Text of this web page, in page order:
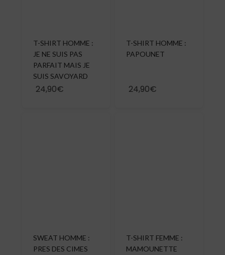
T-SHIRT HOMME :
JE NE SUIS PAS
PARFAIT MAIS JE
SUIS SAVOYARD
24,90€
T-SHIRT HOMME :
PAPOUNET
24,90€
SWEAT HOMME :
PRES DES CIMES
T-SHIRT FEMME :
MAMOUNETTE